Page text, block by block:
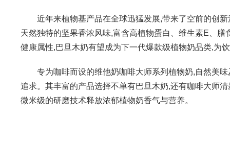
近年来植物基产品在全球迅猛发展,带来了空前的创新
天然独特的坚果香浓风味,富含高植物蛋白、维生素E、
健康属性,巴旦木奶有望成为下一代爆款级植物奶品类,为
专为咖啡而设的维他奶咖啡大师系列植物奶,自然美味
追求。其丰富的产品选择不单有巴旦木奶,还有咖啡大师
微米级的研磨技术释放浓郁植物奶香气与营养。